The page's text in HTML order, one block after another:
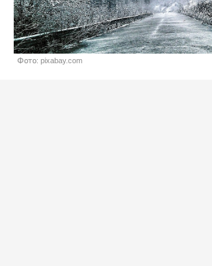
Фото: pixabay.com